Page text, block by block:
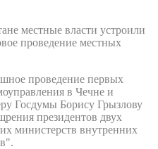
местные власти устроили
проведение местных
проведение первых
в Чечне и
Госдумы Борису Грызлову
президентов двух
министерств внутренних